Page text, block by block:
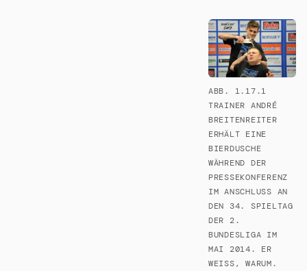
ABB. 1.17.1
TRAINER ANDRÉ
BREITENREITER
ERHÄLT EINE
BIERDUSCHE
WÄHREND DER
PRESSEKONFERENZ
IM ANSCHLUSS AN
DEN 34. SPIELTAG
DER 2.
BUNDESLIGA IM
MAI 2014. ER
WEISS, WARUM. F